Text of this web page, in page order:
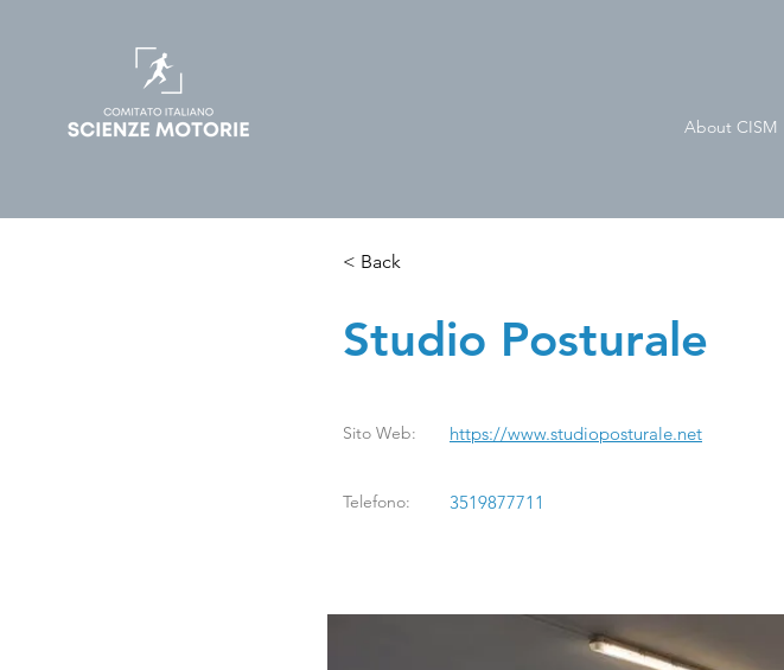
About CISM
< Back
Recipe name
< Back
Studio Posturale
Sito Web: https://www.studioposturale.net
Telefono: 3519877711